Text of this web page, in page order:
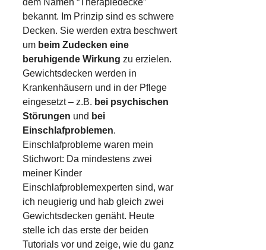
bekannt. Im Prinzip sind es schwere
Decken. Sie werden extra beschwert
um beim Zudecken eine
beruhigende Wirkung zu erzielen.
Gewichtsdecken werden in
Krankenhäusern und in der Pflege
eingesetzt – z.B. bei psychischen
Störungen und bei
Einschlafproblemen.
Einschlafprobleme waren mein
Stichwort: Da mindestens zwei
meiner Kinder
Einschlafproblemexperten sind, war
ich neugierig und hab gleich zwei
Gewichtsdecken genäht. Heute
stelle ich das erste der beiden
Tutorials vor und zeige, wie du ganz